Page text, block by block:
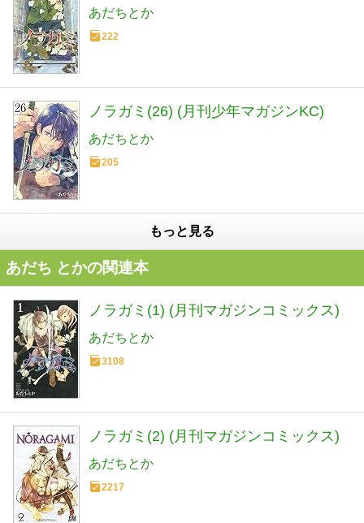
あだちとか
222
ノラガミ(26) (月刊少年マガジンKC)
あだちとか
205
もっと見る
あだち とかの関連本
ノラガミ(1) (月刊マガジンコミックス)
あだちとか
3108
ノラガミ(2) (月刊マガジンコミックス)
あだちとか
2217